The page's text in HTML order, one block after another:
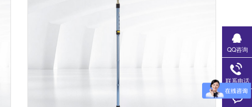
QQ咨询
联系电话